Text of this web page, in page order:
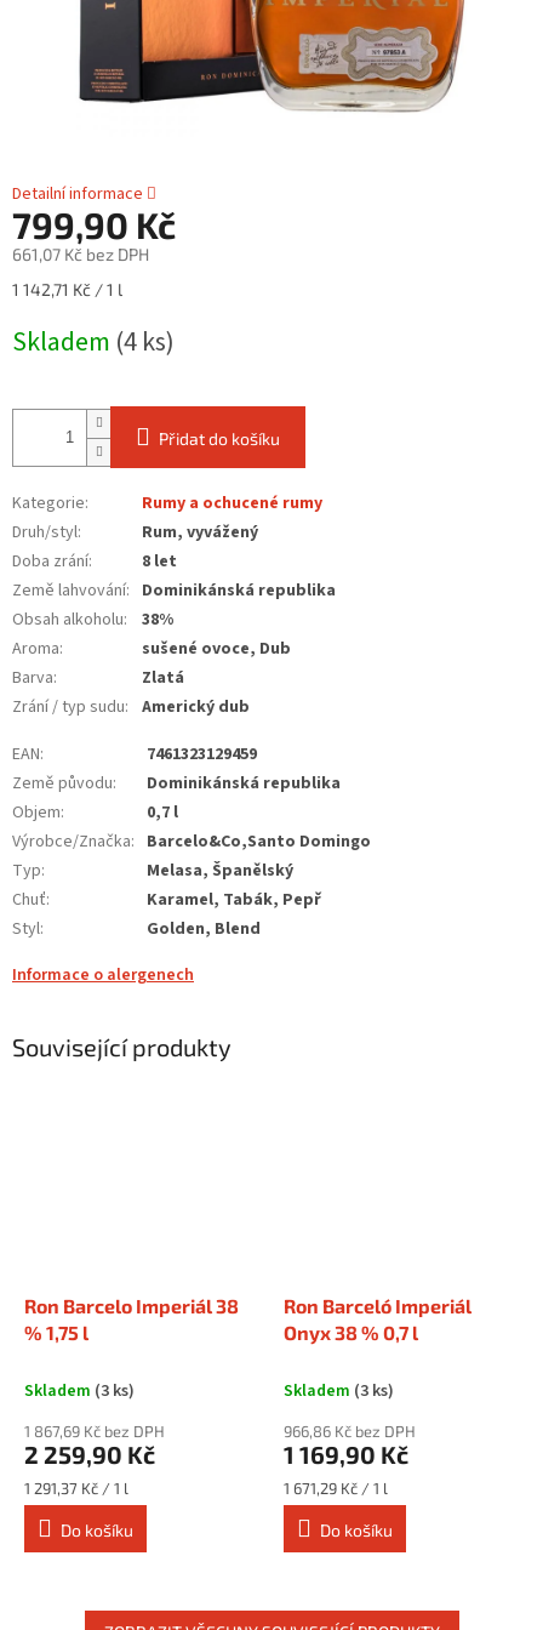
Detailní informace
799,90 Kč
661,07 Kč bez DPH
Měrná
1 142,71 Kč / 1 l
Skladem (4 ks)
Přidat do košíku
Kategorie:
Rumy a ochucené rumy
Druh/styl:
Rum, vyvážený
Doba zrání:
8 let
Země lahvování: Dominikánská republika
Obsah alkoholu:
38%
Aroma:
sušené ovoce, Dub
Barva:
Zlatá
Zrání / typ sudu: Americký dub
EAN:
7461323129459
Země původu:
Dominikánská republika
Objem:
0,7 l
Výrobce/Značka: Barcelo&Co,Santo Domingo
Typ:
Melasa, Španělský
Chuť:
Karamel, Tabák, Pepř
Styl:
Golden, Blend
Informace o alergenech
Související produkty
Ron Barcelo Imperiál 38
% 1,75 l
Skladem (3 ks)
1 867,69 Kč bez DPH
2 259,90 Kč
Měrná
cena:
1 291,37 Kč / 1 l
Do košíku
Ron Barceló Imperiál
Onyx 38 % 0,7 l
Skladem (3 ks)
966,86 Kč bez DPH
1 169,90 Kč
Měrná
cena:
1 671,29 Kč / 1 l
Do košíku